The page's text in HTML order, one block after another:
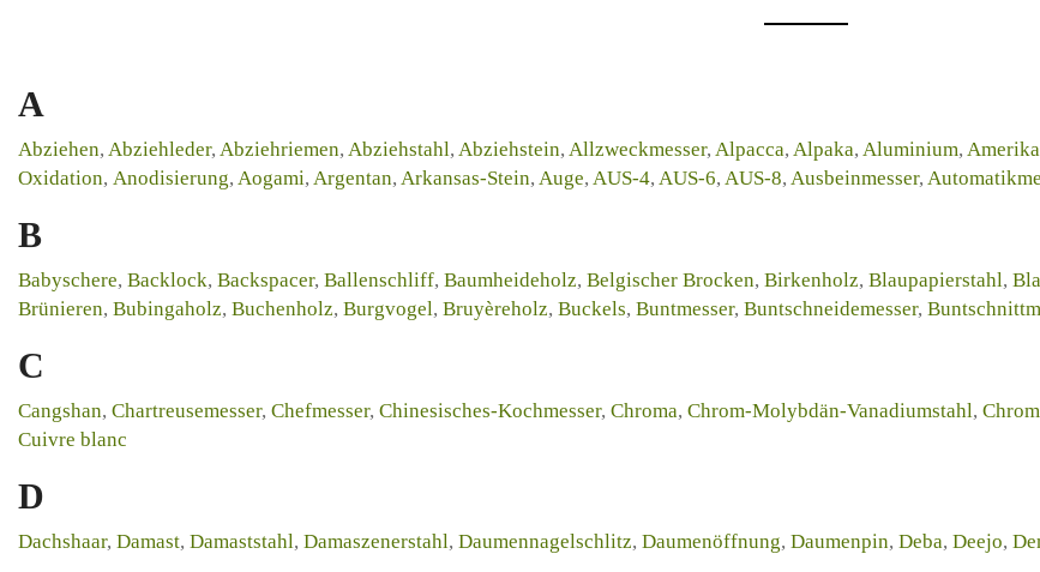
A
Abziehen, Abziehleder, Abziehriemen, Abziehstahl, Abziehstein, Allzweckmesser, Alpacca, Alpaka, Aluminium,
Oxidation, Anodisierung, Aogami, Argentan, Arkansas-Stein, Auge, AUS-4, AUS-6, AUS-8, Ausbeinmesser,
B
Babyschere, Backlock, Backspacer, Ballenschliff, Baumheideholz, Belgischer Brocken, Birkenholz, Blaupapierstahl,
Brünieren, Bubingaholz, Buchenholz, Burgvogel, Bruyèreholz, Buckels, Buntmesser, Buntschneidemesser,
C
Cangshan, Chartreusemesser, Chefmesser, Chinesisches-Kochmesser, Chroma, Chrom-Molybdän-Vanadiumstahl,
Cuivre blanc
D
Dachshaar, Damast, Damaststahl, Damaszenerstahl, Daumennagelschlitz, Daumenöffnung, Daumenpin, Deba, Deejo,